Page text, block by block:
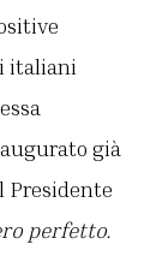
italiani
già
Presidente
perfetto.